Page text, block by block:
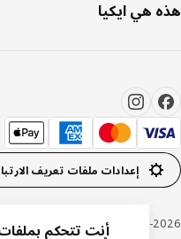
هي ايكيا
إعدادات ملفات تعريف الارتباط
Inter IKEA Systems B.V. 1999-
أنت تتحكم بملفات